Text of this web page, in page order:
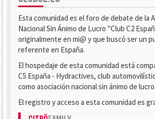
Esta comunidad es el foro de debate de la
Nacional Sin Ánimo de Lucro "Club C2
originalmente en mi@ y que buscó ser un
referente en España.
El hospedaje de esta comunidad está
C5 España - Hydractives, club
como asociación nacional sin ánimo de lucro.
El registro y acceso a esta comunidad es